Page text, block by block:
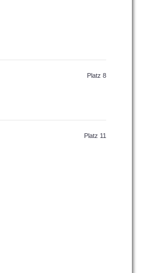
Platz 8
Platz 11